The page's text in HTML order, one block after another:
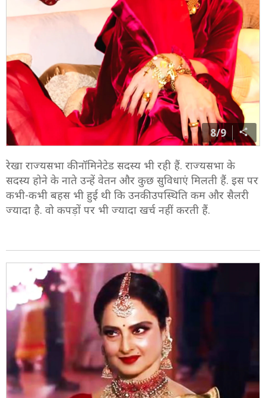
8/9
रेखा राज्यसभा की नॉमिनेटेड सदस्य भी रही हैं. राज्यसभा के
सदस्य होने के नाते उन्हें वेतन और कुछ सुविधाएं मिलती हैं. इस पर
कभी-कभी बहस भी हुई थी कि उनकी उपस्थिति कम और सैलरी
ज्यादा है. वो कपड़ों पर भी ज्यादा खर्च नहीं करती हैं.